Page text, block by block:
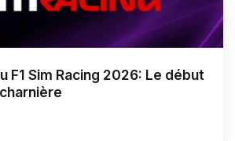
F1 Sim Racing 2026: Le début